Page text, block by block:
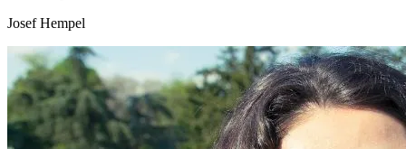
Josef Hempel